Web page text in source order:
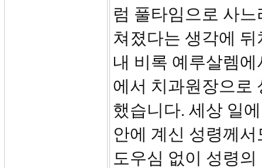
럼 풀타임으로 사
쳐졌다는 생각에
내 비록 예루살렘
에서 치과원장으로
했습니다. 세상 일
안에 계신 성령께
도우심 없이 성령